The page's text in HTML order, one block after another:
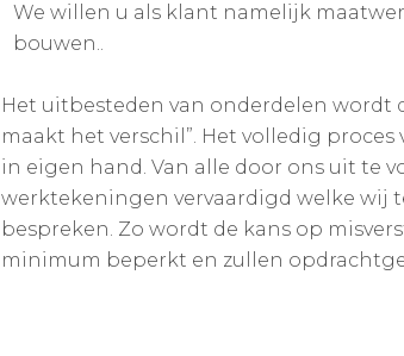
We willen u als klant namelijk
bouwen..
Het uitbesteden van onderdelen
maakt het verschil”. Het volledig
in eigen hand. Van alle door ons uit te
werktekeningen vervaardigd welke wij
bespreken. Zo wordt de kans op
minimum beperkt en zullen